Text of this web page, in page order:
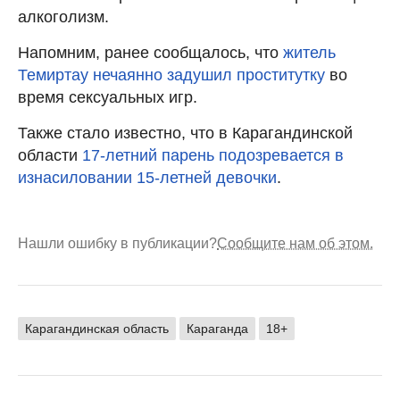
алкоголизм.
Напомним, ранее сообщалось, что житель
Темиртау нечаянно задушил проститутку во
время сексуальных игр.
Также стало известно, что в Карагандинской
области 17-летний парень подозревается в
изнасиловании 15-летней девочки.
Нашли ошибку в публикации?Сообщите нам об этом.
Карагандинская область Караганда 18+